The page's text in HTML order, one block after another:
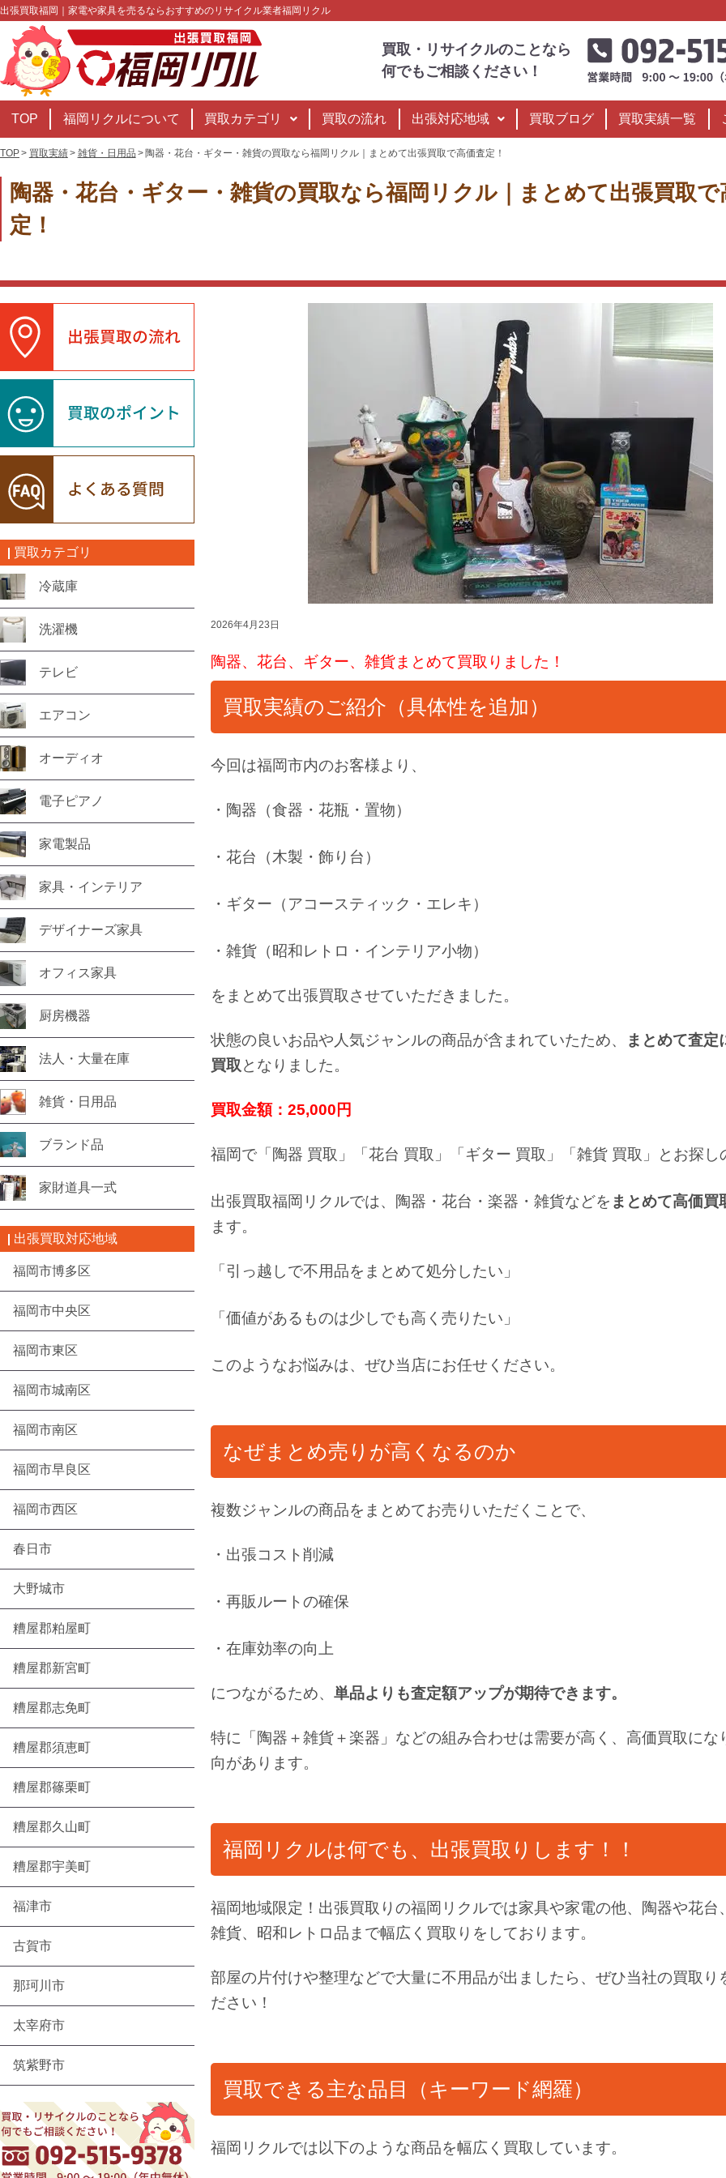
出張買取福岡｜家電や家具を売るならおすすめのリサイクル業者福岡リクル
買取・リサイクルのことなら
何でもご相談ください！
TOP 福岡リクルについて 買取カテゴリ 買取の流れ 出張対応地域 買取ブログ 買取実績一覧
TOP 買取実績 雑貨・日用品 陶器・花台・ギター・雑貨の買取なら福岡リクル｜まとめて出張買取で高価査定！
陶器・花台・ギター・雑貨の買取なら福岡リクル｜まとめて出張買取で
定！
買取カテゴリ
冷蔵庫
洗濯機
テレビ
エアコン
オーディオ
電子ピアノ
家電製品
家具・インテリア
デザイナーズ家具
オフィス家具
厨房機器
法人・大量在庫
雑貨・日用品
ブランド品
家財道具一式
出張買取対応地域
福岡市博多区
福岡市中央区
福岡市東区
福岡市城南区
福岡市南区
福岡市早良区
福岡市西区
春日市
大野城市
糟屋郡粕屋町
糟屋郡新宮町
糟屋郡志免町
糟屋郡須恵町
糟屋郡篠栗町
糟屋郡久山町
糟屋郡宇美町
福津市
古賀市
那珂川市
太宰府市
筑紫野市
2026年4月23日
陶器、花台、ギター、雑貨まとめて買取りました！
買取実績のご紹介（具体性を追加）
今回は福岡市内のお客様より、
・陶器（食器・花瓶・置物）
・花台（木製・飾り台）
・ギター（アコースティック・エレキ）
・雑貨（昭和レトロ・インテリア小物）
をまとめて出張買取させていただきました。
状態の良いお品や人気ジャンルの商品が含まれていたため、
まとめて査定
買取 となりました。
買取金額：25,000円
福岡で「陶器 買取」「花台 買取」「ギター 買取」「雑貨 買取」とお探し
出張買取福岡リクルでは、陶器・花台・楽器・雑貨などを まとめて高価買
ます。
「引っ越しで不用品をまとめて処分したい」
「価値があるものは少しでも高く売りたい」
このようなお悩みは、ぜひ当店にお任せください。
なぜまとめ売りが高くなるのか
複数ジャンルの商品をまとめてお売りいただくことで、
・出張コスト削減
・再販ルートの確保
・在庫効率の向上
につながるため、 単品よりも査定額アップが期待できます。
特に「陶器＋雑貨＋楽器」などの組み合わせは需要が高く、高価買取にな
向があります。
福岡リクルは何でも、出張買取りします！！
福岡地域限定！出張買取りの福岡リクルでは家具や家電の他、陶器や花台
雑貨、昭和レトロ品まで幅広く買取りをしております。
部屋の片付けや整理などで大量に不用品が出ましたら、ぜひ当社の買取り
ださい！
買取できる主な品目（キーワード網羅）
福岡リクルでは以下のような商品を幅広く買取しています。